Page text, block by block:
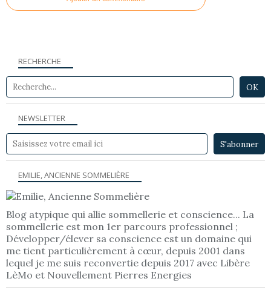
NEWSLETTER
RECHERCHE
EMILIE, ANCIENNE SOMMELIÈRE
Blog atypique qui allie sommellerie et conscience... La
sommellerie est mon 1er parcours professionnel ;
Développer/élever sa conscience est un domaine qui
me tient particulièrement à cœur, depuis 2001 dans
lequel je me suis reconvertie depuis 2017 avec Libère
LèMo et Nouvellement Pierres Energies